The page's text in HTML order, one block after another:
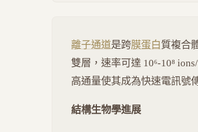
離子通道是跨膜蛋白質複合
雙層，速率可達 10⁶-10⁸
高通量使其成為快速電訊號
結構生物學進展